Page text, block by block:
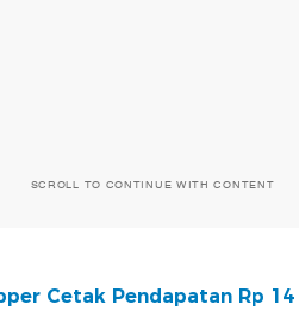
SCROLL TO CONTINUE WITH CONTENT
Cetak Pendapatan Rp